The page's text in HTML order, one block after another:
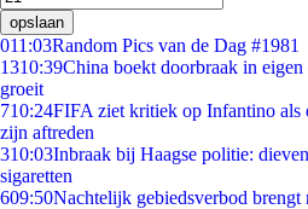
opslaan
011:03Random Pics van de Dag #1981
1310:39China boekt doorbraak in
groeit
710:24FIFA ziet kritiek op Infantino als
zijn aftreden
310:03Inbraak bij Haagse politie:
sigaretten
609:50Nachtelijk gebiedsverbod